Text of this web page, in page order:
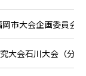
市大会企画委員会
大会石川大会（分科